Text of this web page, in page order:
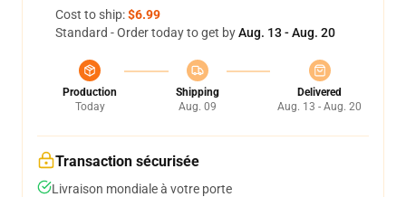
Cost to ship:$6.99
Standard - Order today to get byAug. 13 - Aug. 20
Production
Today
Shipping
Aug. 09
Delivered
Aug. 13 - Aug. 20
Transaction sécurisée
Livraison mondiale à votre porte